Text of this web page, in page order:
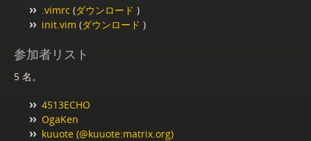
.vimrc (ダウンロード )
init.vim (ダウンロード )
参加者リスト
5 名。
4513ECHO
OgaKen
kuuote (@kuuote:matrix.org)